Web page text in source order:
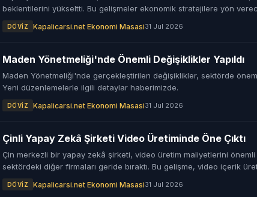
beklentilerini yükseltti. Bu gelişmeler ekonomik stratejilere yön
DÖVIZ Kapalicarsi.net Ekonomi Masasi31 Jul 2026
Maden Yönetmeliği'nde Önemli Değişiklikler Yapıldı
Maden Yönetmeliği'nde gerçekleştirilen değişiklikler, sektörde
Yeni düzenlemelerle ilgili detaylar haberimizde.
DÖVIZ Kapalicarsi.net Ekonomi Masasi31 Jul 2026
Çinli Yapay Zekâ Şirketi Video Üretiminde Öne Çıktı
Çin merkezli bir yapay zekâ şirketi, video üretim maliyetlerini
sektördeki diğer firmaları geride bıraktı. Bu gelişme, video içerik
DÖVIZ Kapalicarsi.net Ekonomi Masasi31 Jul 2026